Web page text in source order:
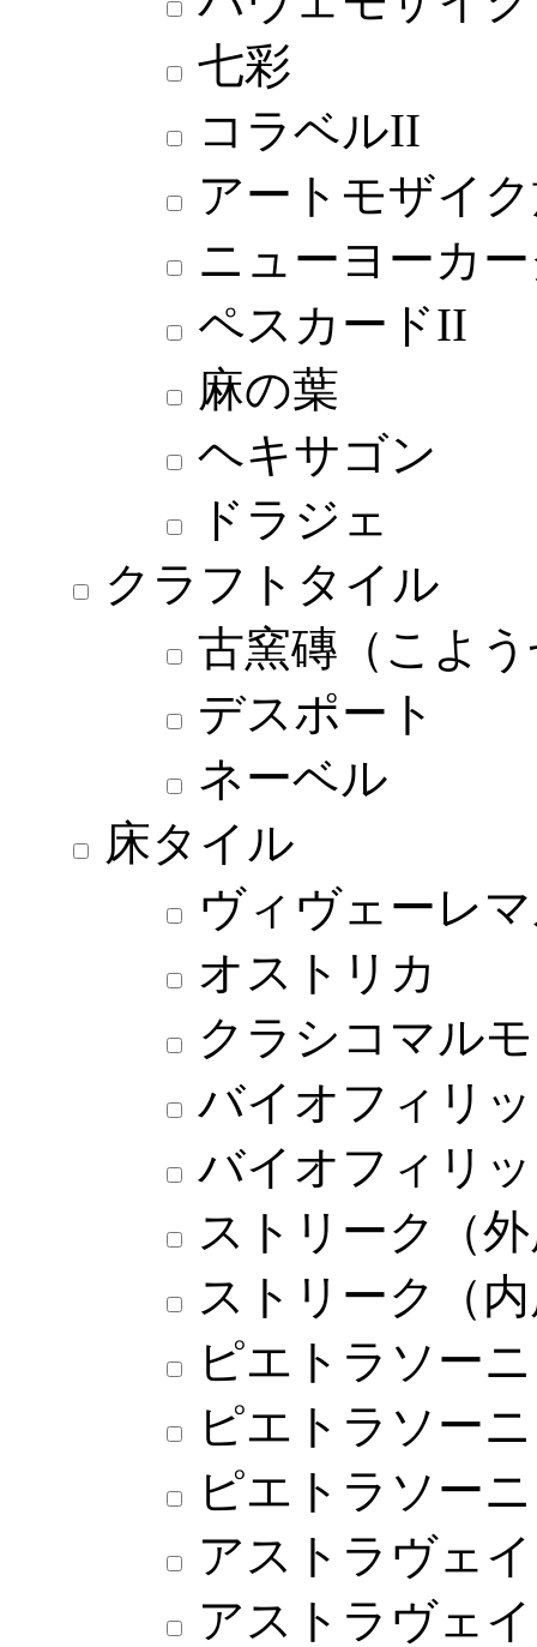
七彩
コラベルII
アートモザイ
ニューヨーカ
ペスカードII
麻の葉
ヘキサゴン
ドラジェ
クラフトタイル
古窯磚（こよ
デスポート
ネーベル
床タイル
ヴィヴェーレ
オストリカ
クラシコマルモ
バイオフィリ
バイオフィリ
ストリーク（
ストリーク（
ピエトラソー
ピエトラソー
ピエトラソー
アストラヴェ
アストラヴェ